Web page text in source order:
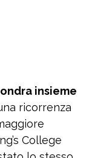
insieme
ricorrenza
College